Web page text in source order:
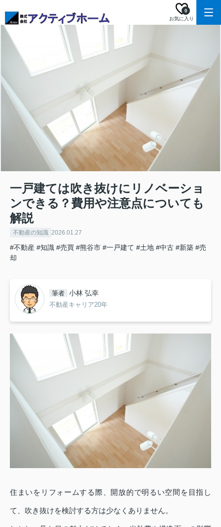
お気に入り
0
一戸建ては吹き抜けにリノベーショ
ンできる？費用や注意点についても
解説
不動産の知識 2026.01.27
#不動産 #知識 #売買 #熊谷市 #一戸建て #土地 #中古 #新築 #売
却
筆者 小林 弘幸
不動産キャリア20年
住まいをリフォームする際、開放的で明るい空間を目指し
て、吹き抜けを検討する方は少なくありません。